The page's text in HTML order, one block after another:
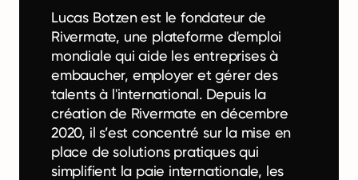
Lucas Botzen est le fondateur de
Rivermate, une plateforme d'emploi
mondiale qui aide les entreprises à
embaucher, employer et gérer des
talents à l'international. Depuis la
création de Rivermate en décembre
2020, il s’est concentré sur la mise en
place de solutions pratiques qui
simplifient la paie internationale, les